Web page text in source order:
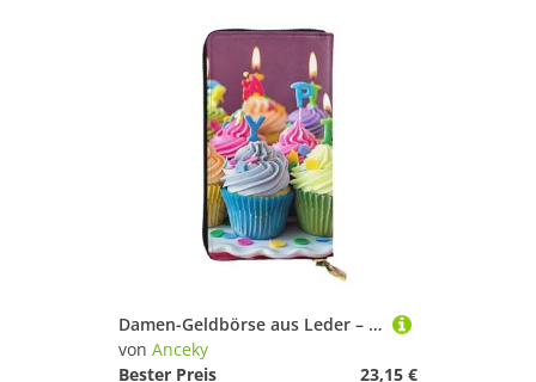
Damen-Geldbörse aus Leder – Bunte Happy Birthday Cupcakes-Drucke, Münzgeldbörse, Reisekartenhalter, Reißverschluss, Geldbörse, Handy-Handtasche
von Anceky
Bester Preis
23,15 €